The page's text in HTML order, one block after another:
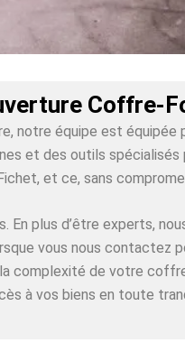
Coffre-
notre équipe est
et des outils spécialisés
et ce, sans
plus d’être experts,
vous nous contactez
complexité de votre
à vos biens en toute